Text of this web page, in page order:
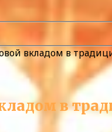
вкладом в
в